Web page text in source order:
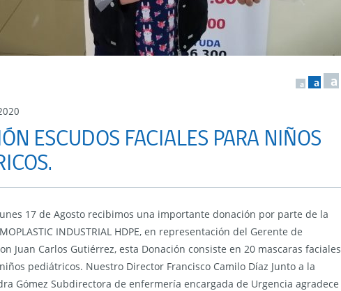
a a a
ESCUDOS FACIALES PARA NIÑOS
17 de Agosto recibimos una importante donación por parte de la
INDUSTRIAL HDPE, en representación del Gerente de
Juan Carlos Gutiérrez, esta Donación consiste en 20 mascaras faciales
pediátricos. Nuestro Director Francisco Camilo Díaz Junto a la
Gómez Subdirectora de enfermería encargada de Urgencia agradece